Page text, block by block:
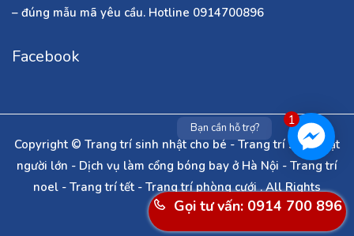
– đúng mẫu mã yêu cầu. Hotline 0914700896
Facebook
Copyright © Trang trí sinh nhật cho bé - Trang trí sinh nhật
người lớn - Dịch vụ làm cổng bóng bay ở Hà Nội - Trang trí
noel - Trang trí tết - Trang trí phòng cưới . All Rights
Reserved
Gọi tư vấn: 0914 700 896
1
Bạn cần hỗ trợ?